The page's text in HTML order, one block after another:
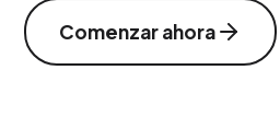
Comenzar ahora